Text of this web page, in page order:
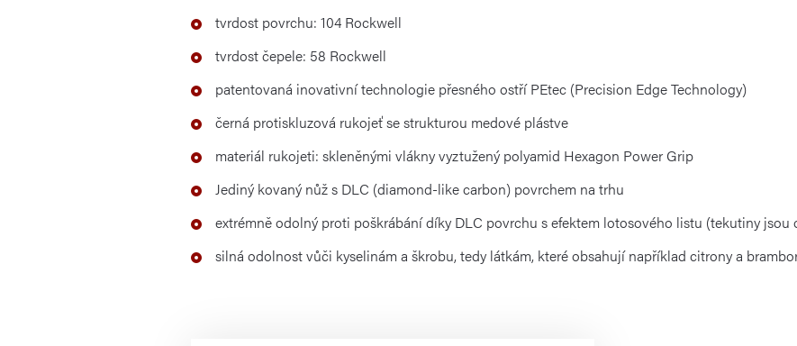
tvrdost povrchu: 104 Rockwell
tvrdost čepele: 58 Rockwell
patentovaná inovativní technologie přesného ostří PEtec (Precision Edge Technology)
černá protiskluzová rukojeť se strukturou medové plástve
materiál rukojeti: skleněnými vlákny vyztužený polyamid Hexagon Power Grip
Jediný kovaný nůž s DLC (diamond-like carbon) povrchem na trhu
extrémně odolný proti poškrábání díky DLC povrchu s efektem lotosového listu (tekutiny jsou
silná odolnost vůči kyselinám a škrobu, tedy látkám, které obsahují například citrony a